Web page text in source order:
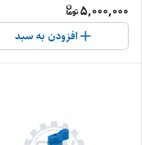
5,000,000
افزودن به سبد